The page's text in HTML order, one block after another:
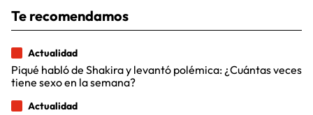
Te recomendamos
Actualidad
Piqué habló de Shakira y levantó polémica: ¿Cuántas veces
tiene sexo en la semana?
Actualidad